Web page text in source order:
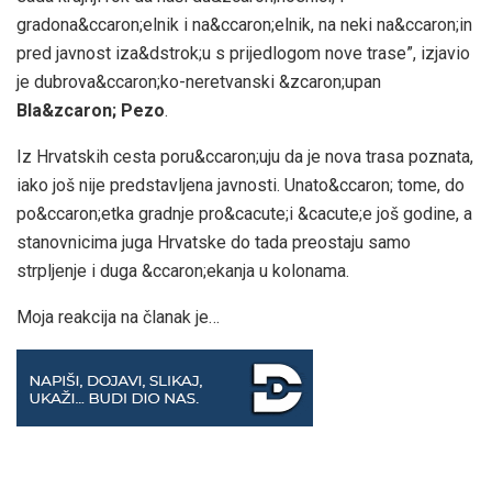
gradona&ccaron;elnik i na&ccaron;elnik, na neki na&ccaron;in
pred javnost iza&dstrok;u s prijedlogom nove trase”, izjavio
je dubrova&ccaron;ko-neretvanski &zcaron;upan
Bla&zcaron; Pezo.
Iz Hrvatskih cesta poru&ccaron;uju da je nova trasa poznata,
iako još nije predstavljena javnosti. Unato&ccaron; tome, do
po&ccaron;etka gradnje pro&cacute;i &cacute;e još godine, a
stanovnicima juga Hrvatske do tada preostaju samo
strpljenje i duga &ccaron;ekanja u kolonama.
Moja reakcija na članak je…